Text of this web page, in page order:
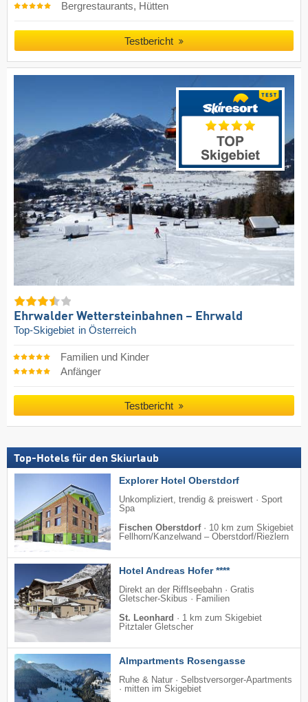
Bergrestaurants, Hütten
Testbericht
Ehrwalder Wettersteinbahnen – Ehrwald
Top-Skigebiet in Österreich
Familien und Kinder
Anfänger
Testbericht
Top-Hotels für den Skiurlaub
Explorer Hotel Oberstdorf
Unkompliziert, trendig & preiswert · Sport
Spa
Fischen Oberstdorf· 10 km zum Skigebiet
Fellhorn/​Kanzelwand – Oberstdorf/​Riezlern
Hotel Andreas Hofer ****
Direkt an der Rifflseebahn · Gratis
Gletscher-Skibus · Familien
St. Leonhard · 1 km zum Skigebiet
Pitztaler Gletscher
Almpartments Rosengasse
Ruhe & Natur · Selbstversorger-Apartments
· mitten im Skigebiet